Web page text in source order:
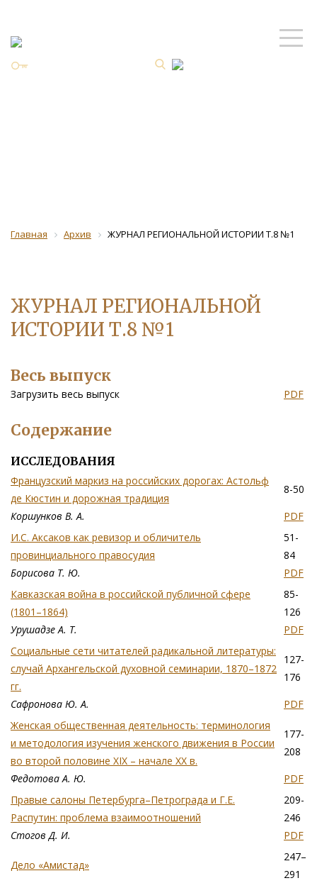
Главная Архив ЖУРНАЛ РЕГИОНАЛЬНОЙ ИСТОРИИ Т.8 №1
ЖУРНАЛ РЕГИОНАЛЬНОЙ
ИСТОРИИ Т.8 №1
Весь выпуск
Загрузить весь выпуск PDF
Содержание
ИССЛЕДОВАНИЯ
Французский маркиз на российских дорогах: Астольф
де Кюстин и дорожная традиция
8-50
Коршунков В. А.
PDF
И.С. Аксаков как ревизор и обличитель
провинциального правосудия
51-
84
Борисова Т. Ю.
PDF
Кавказская война в российской публичной сфере
(1801–1864)
85-
126
Урушадзе А. Т.
PDF
Социальные сети читателей радикальной литературы:
случай Архангельской духовной семинарии, 1870–1872
гг.
127-
176
Сафронова Ю. А.
PDF
Женская общественная деятельность: терминология
и методология изучения женского движения в России
во второй половине XIX – начале ХХ в.
177-
208
Федотова А. Ю.
PDF
Правые салоны Петербурга–Петрограда и Г.Е.
Распутин: проблема взаимоотношений
209-
246
Стогов Д. И.
PDF
Дело «Амистад»
247–
291